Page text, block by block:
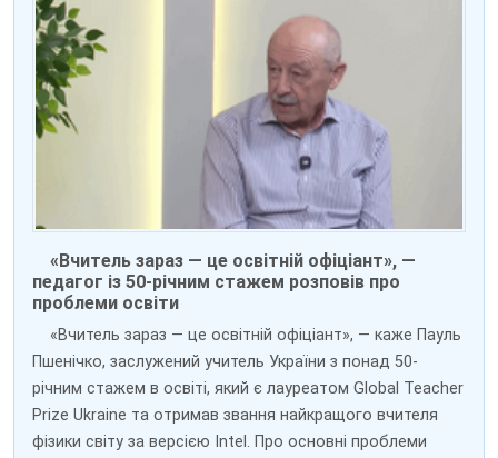
«Вчитель зараз — це освітній офіціант», —
педагог із 50-річним стажем розповів про
проблеми освіти
«Вчитель зараз — це освітній офіціант», — каже Пауль
Пшенічко, заслужений учитель України з понад 50-
річним стажем в освіті, який є лауреатом Global Teacher
Prize Ukraine та отримав звання найкращого вчителя
фізики світу за версією Intel. Про основні проблеми